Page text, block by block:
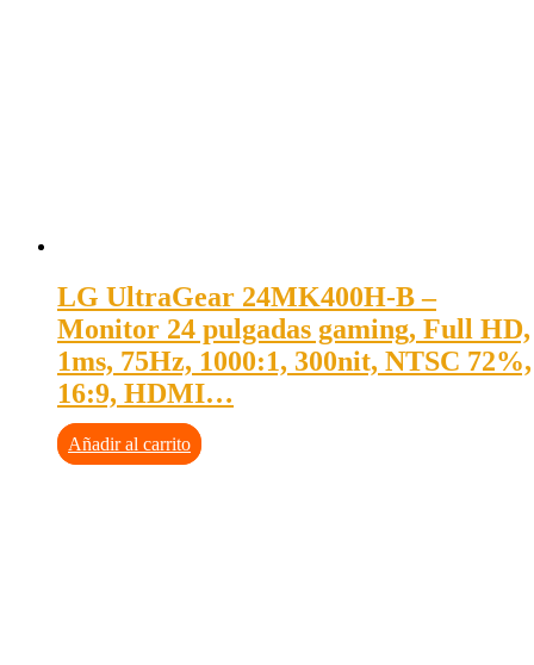
LG UltraGear 24MK400H-B –
Monitor 24 pulgadas gaming, Full HD,
1ms, 75Hz, 1000:1, 300nit, NTSC 72%,
16:9, HDMI…
Añadir al carrito